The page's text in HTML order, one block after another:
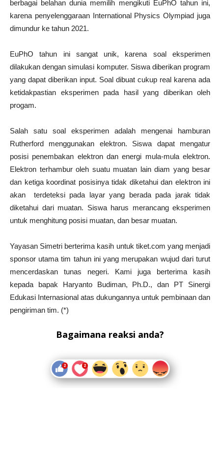
berbagai belahan dunia memilih mengikuti EuPhO tahun ini,
karena penyelenggaraan International Physics Olympiad juga
dimundur ke tahun 2021.
EuPhO tahun ini sangat unik, karena soal eksperimen
dilakukan dengan simulasi komputer. Siswa diberikan program
yang dapat diberikan input. Soal dibuat cukup real karena ada
ketidakpastian eksperimen pada hasil yang diberikan oleh
progam.
Salah satu soal eksperimen adalah mengenai hamburan
Rutherford menggunakan elektron. Siswa dapat mengatur
posisi penembakan elektron dan energi mula-mula elektron.
Elektron terhambur oleh suatu muatan lain diam yang besar
dan ketiga koordinat posisinya tidak diketahui dan elektron ini
akan terdeteksi pada layar yang berada pada jarak tidak
diketahui dari muatan. Siswa harus merancang eksperimen
untuk menghitung posisi muatan, dan besar muatan.
Yayasan Simetri berterima kasih untuk tiket.com yang menjadi
sponsor utama tim tahun ini yang merupakan wujud dari turut
mencerdaskan tunas negeri. Kami juga berterima kasih
kepada bapak Haryanto Budiman, Ph.D., dan PT Sinergi
Edukasi Internasional atas dukungannya untuk pembinaan dan
pengiriman tim. (*)
Bagaimana reaksi anda?